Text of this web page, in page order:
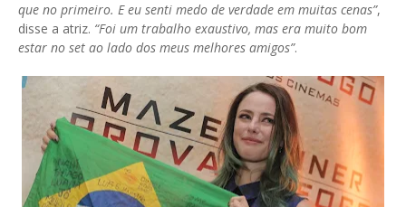
que no primeiro. E eu senti medo de verdade em muitas cenas”,
disse a atriz. “Foi um trabalho exaustivo, mas era muito bom
estar no set ao lado dos meus melhores amigos”.